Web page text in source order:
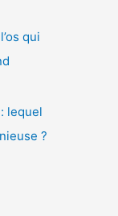
qui
lequel
?